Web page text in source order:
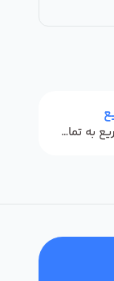
پاسخگویی سریع به تماس‌ها و پیام‌ها